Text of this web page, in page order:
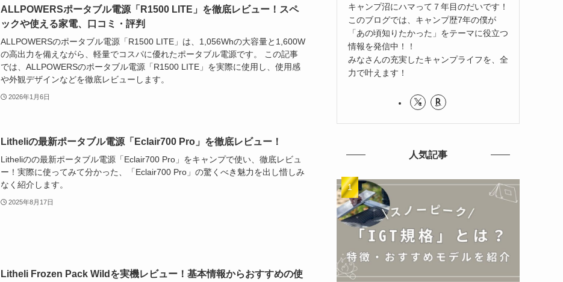
ALLPOWERSポータブル電源「R1500 LITE」を徹底レビュー！スペ
ックや使える家電、口コミ・評判
ALLPOWERSのポータブル電源「R1500 LITE」は、1,056Whの大容量と1,600W
の高出力を備えながら、軽量でコスパに優れたポータブル電源です。 この記事
では、ALLPOWERSのポータブル電源「R1500 LITE」を実際に使用し、使用感
や外観デザインなどを徹底レビューします。
2026年1月6日
Litheliの最新ポータブル電源「Eclair700 Pro」を徹底レビュー！
Litheliのの最新ポータブル電源「Eclair700 Pro」をキャンプで使い、徹底レビュ
ー！実際に使ってみて分かった、「Eclair700 Pro」の驚くべき魅力を出し惜しみ
なく紹介します。
2025年8月17日
Litheli Frozen Pack Wildを実機レビュー！基本情報からおすすめの使
キャンプ沼にハマって７年目のだいです！
このブログでは、キャンプ歴7年の僕が
「あの頃知りたかった」をテーマに役立つ
情報を発信中！！
みなさんの充実したキャンプライフを、全
力で叶えます！
人気記事